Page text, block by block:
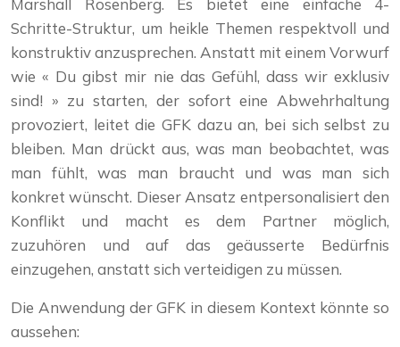
Marshall Rosenberg. Es bietet eine einfache 4-
Schritte-Struktur, um heikle Themen respektvoll und
konstruktiv anzusprechen. Anstatt mit einem Vorwurf
wie « Du gibst mir nie das Gefühl, dass wir exklusiv
sind! » zu starten, der sofort eine Abwehrhaltung
provoziert, leitet die GFK dazu an, bei sich selbst zu
bleiben. Man drückt aus, was man beobachtet, was
man fühlt, was man braucht und was man sich
konkret wünscht. Dieser Ansatz entpersonalisiert den
Konflikt und macht es dem Partner möglich,
zuzuhören und auf das geäusserte Bedürfnis
einzugehen, anstatt sich verteidigen zu müssen.
Die Anwendung der GFK in diesem Kontext könnte so
aussehen: